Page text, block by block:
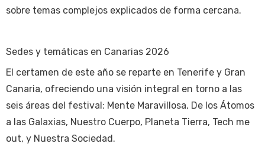
sobre temas complejos explicados de forma cercana.
Sedes y temáticas en Canarias 2026
El certamen de este año se reparte en Tenerife y Gran
Canaria, ofreciendo una visión integral en torno a las
seis áreas del festival: Mente Maravillosa, De los Átomos
a las Galaxias, Nuestro Cuerpo, Planeta Tierra, Tech me
out, y Nuestra Sociedad.